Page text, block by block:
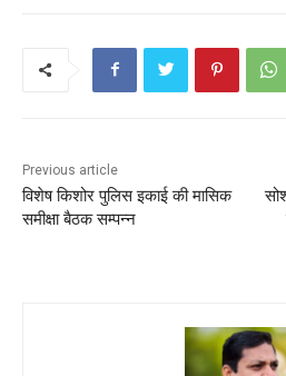
k
A
p
st
Previous article
विशेष किशोर पुलिस इकाई की मासिक
समीक्षा बैठक सम्पन्न